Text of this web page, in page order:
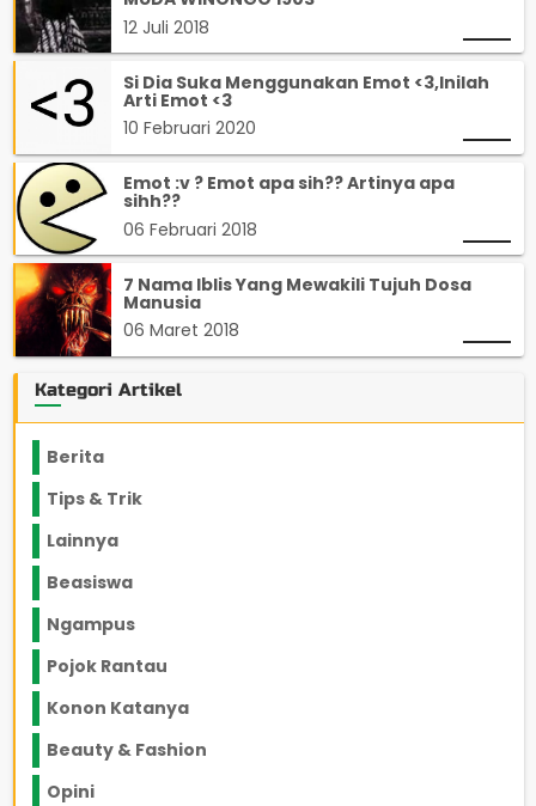
12 Juli 2018
Si Dia Suka Menggunakan Emot <3,Inilah
Arti Emot <3
10 Februari 2020
Emot :v ? Emot apa sih?? Artinya apa
sihh??
06 Februari 2018
7 Nama Iblis Yang Mewakili Tujuh Dosa
Manusia
06 Maret 2018
Kategori Artikel
Berita
Tips & Trik
Lainnya
Beasiswa
Ngampus
Pojok Rantau
Konon Katanya
Beauty & Fashion
Opini